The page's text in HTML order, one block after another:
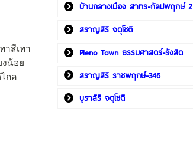
าสีเทา
งน้อย
กล
บ้านกลางเมือง สาทร-กัลปพฤกษ์ 2
สราญสิริ จตุโชติ
Pleno Town ธรรมศาสตร์-รังสิต
สราญสิริ ราชพฤกษ์-346
บุราสิริ จตุโชติ